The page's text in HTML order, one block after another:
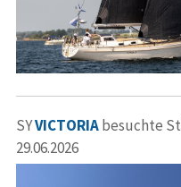
SYVICTORIAbesuchte
29.06.2026